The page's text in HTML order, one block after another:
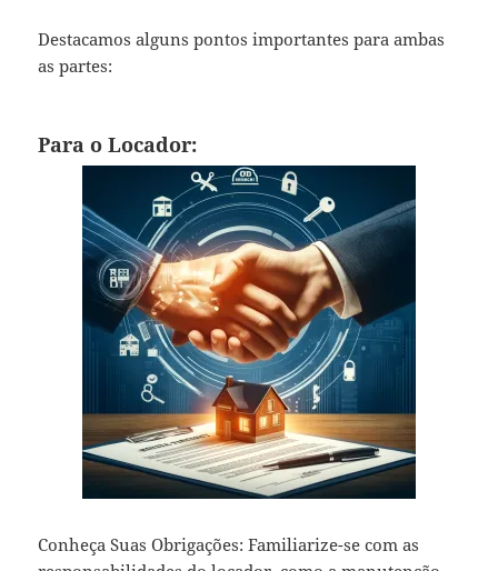
Destacamos alguns pontos importantes para ambas
as partes:
Para o Locador:
Conheça Suas Obrigações: Familiarize-se com as